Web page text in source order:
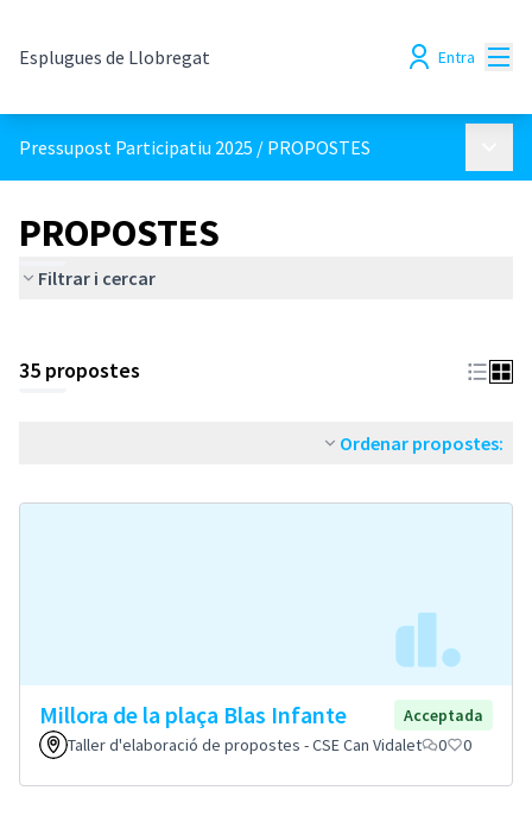
Esplugues de Llobregat Entra
Pressupost Participatiu 2025 / PROPOSTES
PROPOSTES
Filtrar i cercar
35 propostes
Ordenar propostes:
Millora de la plaça Blas Infante
Acceptada
Taller d'elaboració de propostes - CSE Can Vidalet
0 0